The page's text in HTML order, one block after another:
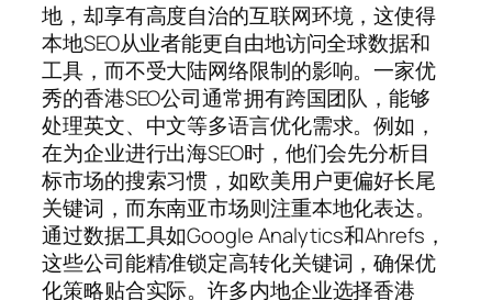
地，却享有高度自治的互联网环境，这使得
本地SEO从业者能更自由地访问全球数据和
工具，而不受大陆网络限制的影响。一家优
秀的香港SEO公司通常拥有跨国团队，能够
处理英文、中文等多语言优化需求。例如，
在为企业进行出海SEO时，他们会先分析目
标市场的搜索习惯，如欧美用户更偏好长尾
关键词，而东南亚市场则注重本地化表达。
通过数据工具如Google Analytics和Ahrefs，
这些公司能精准锁定高转化关键词，确保优
化策略贴合实际。许多内地企业选择香港